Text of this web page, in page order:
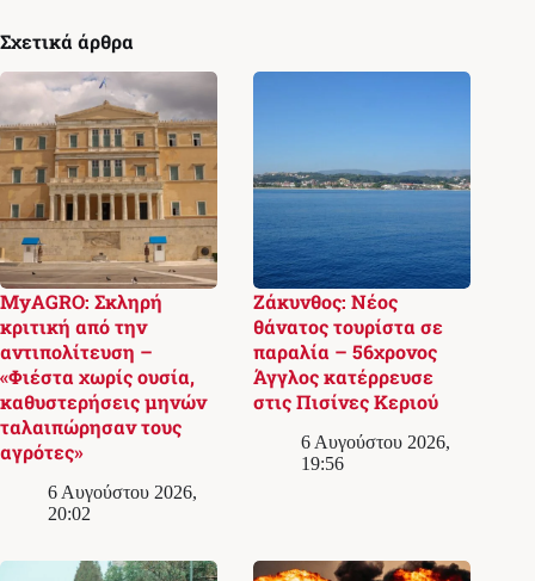
Σχετικά άρθρα
MyAGRO: Σκληρή
κριτική από την
αντιπολίτευση –
«Φιέστα χωρίς ουσία,
καθυστερήσεις μηνών
ταλαιπώρησαν τους
αγρότες»
6 Αυγούστου 2026,
20:02
Ζάκυνθος: Νέος
θάνατος τουρίστα σε
παραλία – 56χρονος
Άγγλος κατέρρευσε
στις Πισίνες Κεριού
6 Αυγούστου 2026,
19:56